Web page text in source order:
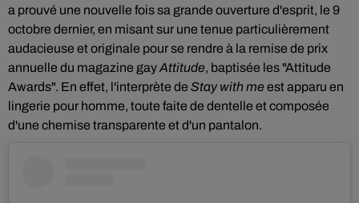
a prouvé une nouvelle fois sa grande ouverture d'esprit, le 9
octobre dernier, en misant sur une tenue particulièrement
audacieuse et originale pour se rendre à la remise de prix
annuelle du magazine gayAttitude, baptisée les "Attitude
Awards". En effet, l'interprète de Stay with meest apparu en
lingerie pour homme, toute faite de dentelle et composée
d'une chemise transparente et d'un pantalon.